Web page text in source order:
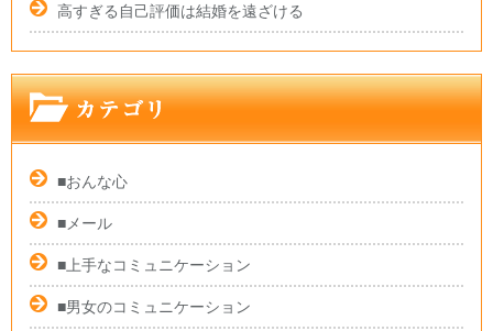
高すぎる自己評価は結婚を遠ざける
■おんな心
■メール
■上手なコミュニケーション
■男女のコミュニケーション